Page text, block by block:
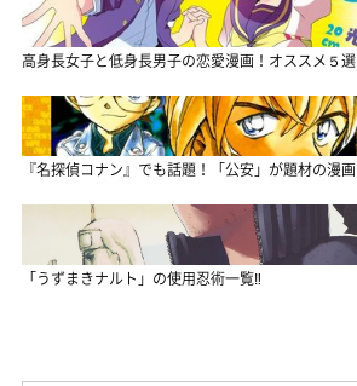
高身長女子と低身長男子の恋愛漫画！オススメ５選
『名探偵コナン』でも話題！「公安」が題材の漫画
「うずまきナルト」の使用忍術一覧‼